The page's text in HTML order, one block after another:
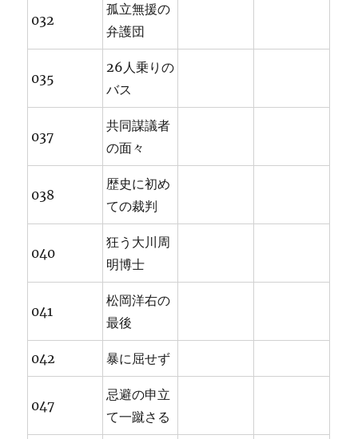
032
孤立無援の
弁護団
035
26人乗りの
バス
037
共同謀議者
の面々
038
歴史に初め
ての裁判
040
狂う大川周
明博士
041
松岡洋右の
最後
042 暴に屈せず
047
忌避の申立
て一蹴さる